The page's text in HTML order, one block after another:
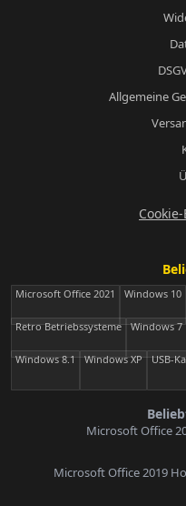
Allgemeine
Microsoft Office 2021 Windows 10
Retro Betriebssysteme Windows 7
Windows 8.1 Windows XP USB-
Microsoft Office
Microsoft Office 2019